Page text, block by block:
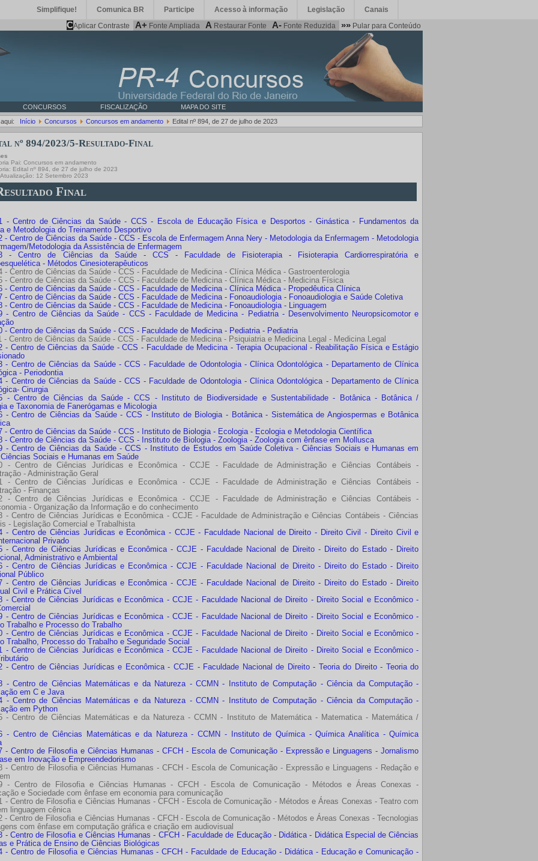
Simplifique! Comunica BR Participe Acesso à informação Legislação Canais
CAplicar Contraste A+ Fonte Ampliada A Restaurar Fonte A- Fonte Reduzida »» Pular para Conteúdo
CONCURSOS FISCALIZAÇÃO MAPA DO SITE
Início Concursos Concursos em andamento Edital nº 894, de 27 de julho de 2023
nº 894/2023/5-Resultado-Final
Pai:Concursos em andamento
Edital nº 894, de 27 de julho de 2023
Atualização: 12 Setembro 2023
Final
- Centro de Ciências da Saúde - CCS - Escola de Educação Física e Desportos - Ginástica - Fundamentos da
e Metodologia do Treinamento Desportivo
- Centro de Ciências da Saúde - CCS - Escola de Enfermagem Anna Nery - Metodologia da Enfermagem - Metodologia
Metodologia da Assistência de Enfermagem
- Centro de Ciências da Saúde - CCS - Faculdade de Fisioterapia - Fisioterapia Cardiorrespiratória e
- Métodos Cinesioterapêuticos
- Centro de Ciências da Saúde - CCS - Faculdade de Medicina - Clínica Médica - Gastroenterologia
- Centro de Ciências da Saúde - CCS - Faculdade de Medicina - Clínica Médica - Medicina Física
- Centro de Ciências da Saúde - CCS - Faculdade de Medicina - Clínica Médica - Propedêutica Clínica
- Centro de Ciências da Saúde - CCS - Faculdade de Medicina - Fonoaudiologia - Fonoaudiologia e Saúde Coletiva
- Centro de Ciências da Saúde - CCS - Faculdade de Medicina - Fonoaudiologia - Linguagem
- Centro de Ciências da Saúde - CCS - Faculdade de Medicina - Pediatria - Desenvolvimento Neuropsicomotor e
- Centro de Ciências da Saúde - CCS - Faculdade de Medicina - Pediatria - Pediatria
- Centro de Ciências da Saúde - CCS - Faculdade de Medicina - Psiquiatria e Medicina Legal - Medicina Legal
- Centro de Ciências da Saúde - CCS - Faculdade de Medicina - Terapia Ocupacional - Reabilitação Física e Estágio
- Centro de Ciências da Saúde - CCS - Faculdade de Odontologia - Clínica Odontológica - Departamento de Clínica
- Periodontia
- Centro de Ciências da Saúde - CCS - Faculdade de Odontologia - Clínica Odontológica - Departamento de Clínica
Cirurgia
- Centro de Ciências da Saúde - CCS - Instituto de Biodiversidade e Sustentabilidade - Botânica - Botânica /
e Taxonomia de Fanerógamas e Micologia
- Centro de Ciências da Saúde - CCS - Instituto de Biologia - Botânica - Sistemática de Angiospermas e Botânica
- Centro de Ciências da Saúde - CCS - Instituto de Biologia - Ecologia - Ecologia e Metodologia Científica
- Centro de Ciências da Saúde - CCS - Instituto de Biologia - Zoologia - Zoologia com ênfase em Mollusca
- Centro de Ciências da Saúde - CCS - Instituto de Estudos em Saúde Coletiva - Ciências Sociais e Humanas em
Sociais e Humanas em Saúde
- Centro de Ciências Jurídicas e Econômica - CCJE - Faculdade de Administração e Ciências Contábeis -
- Administração Geral
- Centro de Ciências Jurídicas e Econômica - CCJE - Faculdade de Administração e Ciências Contábeis -
- Finanças
- Centro de Ciências Jurídicas e Econômica - CCJE - Faculdade de Administração e Ciências Contábeis -
- Organização da Informação e do conhecimento
- Centro de Ciências Jurídicas e Econômica - CCJE - Faculdade de Administração e Ciências Contábeis - Ciências
- Legislação Comercial e Trabalhista
- Centro de Ciências Jurídicas e Econômica - CCJE - Faculdade Nacional de Direito - Direito Civil - Direito Civil e
Privado
- Centro de Ciências Jurídicas e Econômica - CCJE - Faculdade Nacional de Direito - Direito do Estado - Direito
Administrativo e Ambiental
- Centro de Ciências Jurídicas e Econômica - CCJE - Faculdade Nacional de Direito - Direito do Estado - Direito
Público
- Centro de Ciências Jurídicas e Econômica - CCJE - Faculdade Nacional de Direito - Direito do Estado - Direito
Civil e Prática Cível
- Centro de Ciências Jurídicas e Econômica - CCJE - Faculdade Nacional de Direito - Direito Social e Econômico -
- Centro de Ciências Jurídicas e Econômica - CCJE - Faculdade Nacional de Direito - Direito Social e Econômico -
Trabalho e Processo do Trabalho
- Centro de Ciências Jurídicas e Econômica - CCJE - Faculdade Nacional de Direito - Direito Social e Econômico -
Trabalho, Processo do Trabalho e Seguridade Social
- Centro de Ciências Jurídicas e Econômica - CCJE - Faculdade Nacional de Direito - Direito Social e Econômico -
- Centro de Ciências Jurídicas e Econômica - CCJE - Faculdade Nacional de Direito - Teoria do Direito - Teoria do
- Centro de Ciências Matemáticas e da Natureza - CCMN - Instituto de Computação - Ciência da Computação -
em C e Java
- Centro de Ciências Matemáticas e da Natureza - CCMN - Instituto de Computação - Ciência da Computação -
em Python
- Centro de Ciências Matemáticas e da Natureza - CCMN - Instituto de Matemática - Matematica - Matemática /
- Centro de Ciências Matemáticas e da Natureza - CCMN - Instituto de Química - Química Analítica - Química
- Centro de Filosofia e Ciências Humanas - CFCH - Escola de Comunicação - Expressão e Linguagens - Jornalismo
em Inovação e Empreendedorismo
- Centro de Filosofia e Ciências Humanas - CFCH - Escola de Comunicação - Expressão e Linguagens - Redação e
- Centro de Filosofia e Ciências Humanas - CFCH - Escola de Comunicação - Métodos e Áreas Conexas -
e Sociedade com ênfase em economia para comunicação
- Centro de Filosofia e Ciências Humanas - CFCH - Escola de Comunicação - Métodos e Áreas Conexas - Teatro com
linguagem cênica
- Centro de Filosofia e Ciências Humanas - CFCH - Escola de Comunicação - Métodos e Áreas Conexas - Tecnologias
com ênfase em computação gráfica e criação em audiovisual
- Centro de Filosofia e Ciências Humanas - CFCH - Faculdade de Educação - Didática - Didática Especial de Ciências
e Prática de Ensino de Ciências Biológicas
- Centro de Filosofia e Ciências Humanas - CFCH - Faculdade de Educação - Didática - Educação e Comunicação -